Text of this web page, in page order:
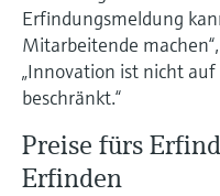
Erfindungsmeldung
Mitarbeitende
„Innovation ist nicht
beschränkt.“
Preise fürs
Erfinden